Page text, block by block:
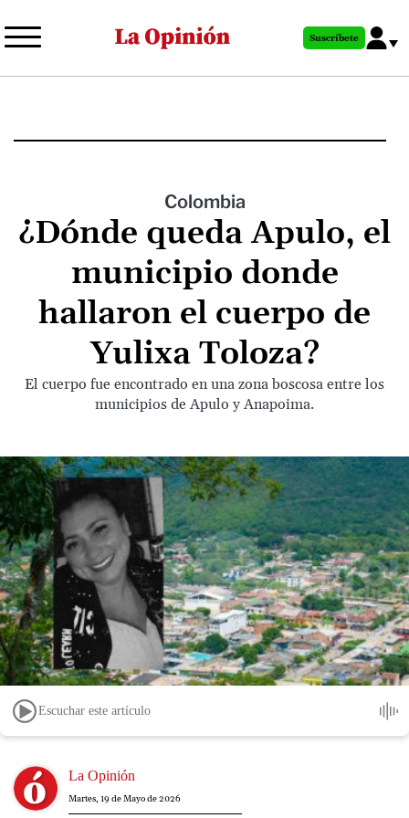
al
principal
Suscríbete
Colombia
¿Dónde queda Apulo, el
municipio donde
hallaron el cuerpo de
Yulixa Toloza?
El cuerpo fue encontrado en una zona boscosa entre los
municipios de Apulo y Anapoima.
Escuchar este artículo
Image La Opinión
Martes, 19 de Mayo de 2026